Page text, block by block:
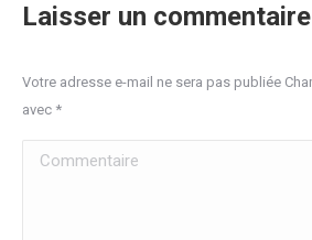
Laisser un commentaire
Votre adresse e-mail ne sera pas publiée
avec *
Commentaire